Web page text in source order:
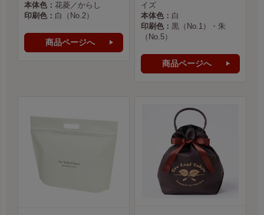
本体色： 花菱／からし
印刷色： 白（No.2）
商品ページへ
イズ
本体色： 白
印刷色： 黒（No.1）・朱
（No.5）
商品ページへ